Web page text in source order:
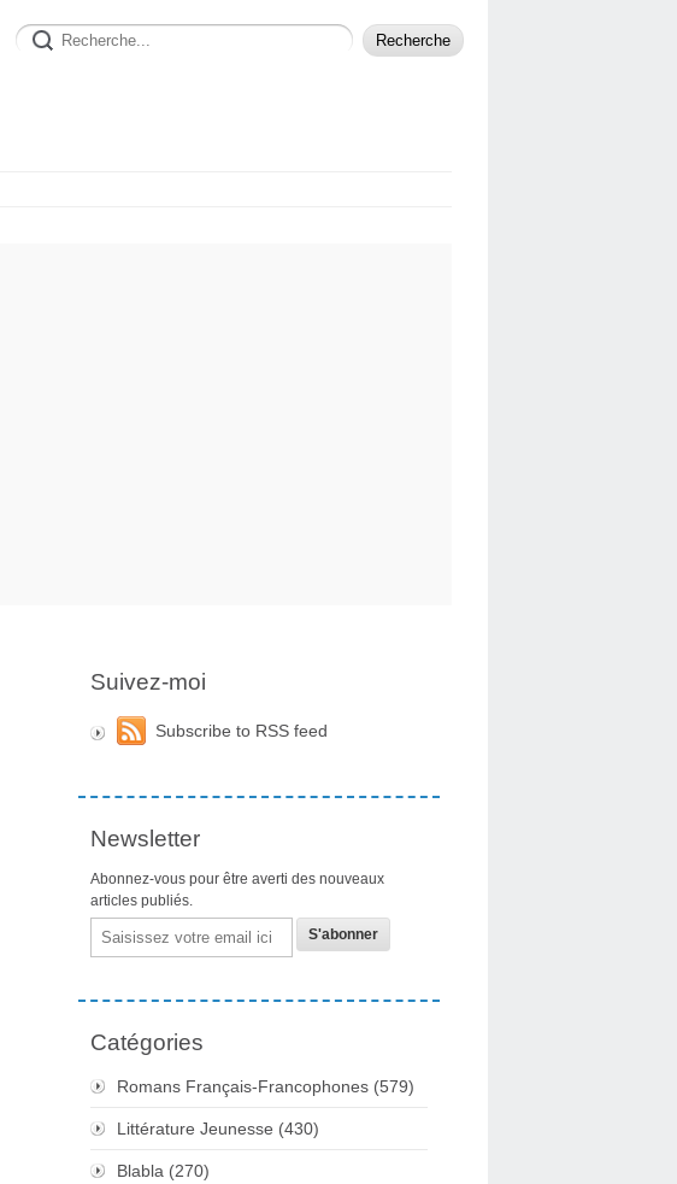
Suivez-moi
Subscribe to RSS feed
Newsletter
Abonnez-vous pour être averti des nouveaux
articles publiés.
Email
Catégories
Romans Français-Francophones (579)
Littérature Jeunesse (430)
Blabla (270)